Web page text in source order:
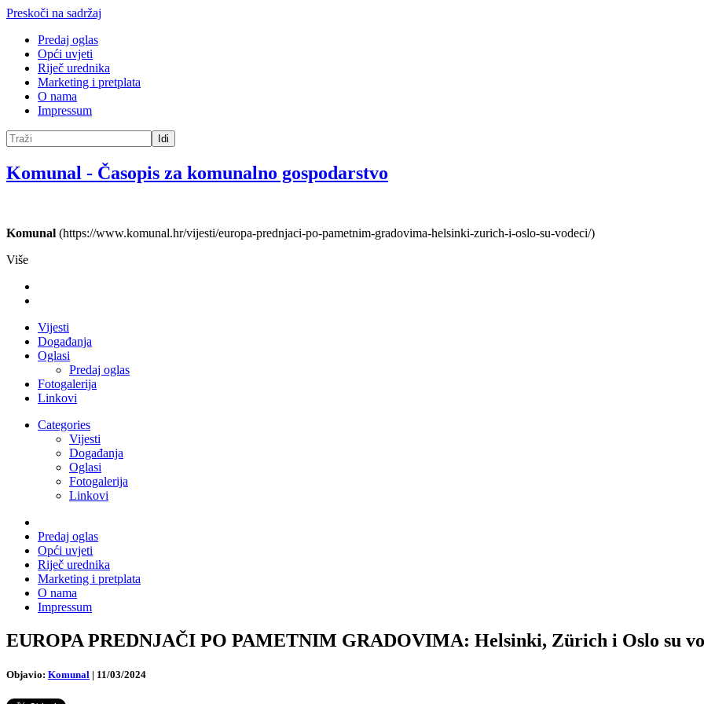
Preskoči na sadržaj
Predaj oglas
Opći uvjeti
Riječ urednika
Marketing i pretplata
O nama
Impressum
Idi
Komunal - Časopis za komunalno gospodarstvo
Komunal (https://www.komunal.hr/vijesti/europa-prednjaci-po-pametnim-gradovima-helsinki-zurich-i-oslo-su-vodeci/)
Više
Vijesti
Događanja
Oglasi
Predaj oglas
Fotogalerija
Linkovi
Categories
Vijesti
Događanja
Oglasi
Fotogalerija
Linkovi
Predaj oglas
Opći uvjeti
Riječ urednika
Marketing i pretplata
O nama
Impressum
EUROPA PREDNJAČI PO PAMETNIM GRADOVIMA: Helsinki, Zürich i Oslo su
Objavio: Komunal | 11/03/2024